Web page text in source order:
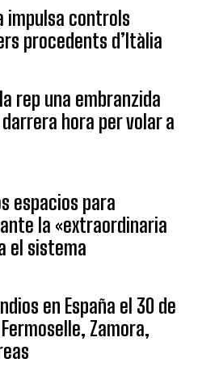
impulsa controls
procedents d’Itàlia
rep una embranzida
hora per volar a
espacios para
la «extraordinaria
el sistema
en España el 30 de
Zamora,